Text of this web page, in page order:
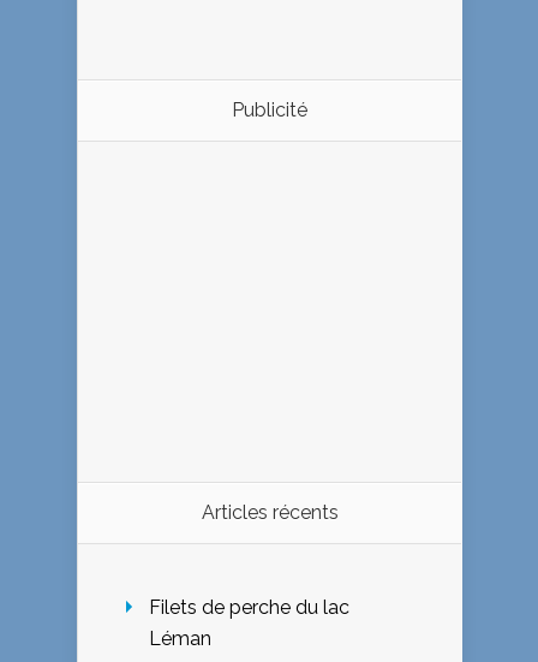
Publicité
Articles récents
Filets de perche du lac
Léman